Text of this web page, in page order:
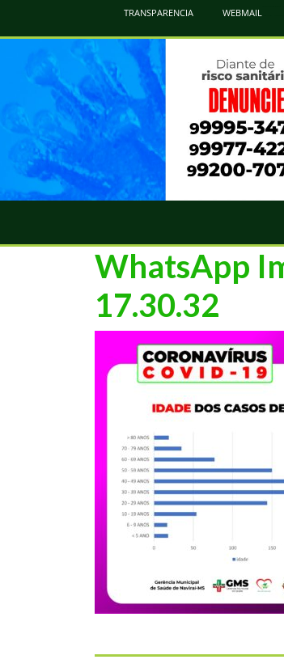
TRANSPARENCIA WEBMAIL
WhatsApp
17.30.32